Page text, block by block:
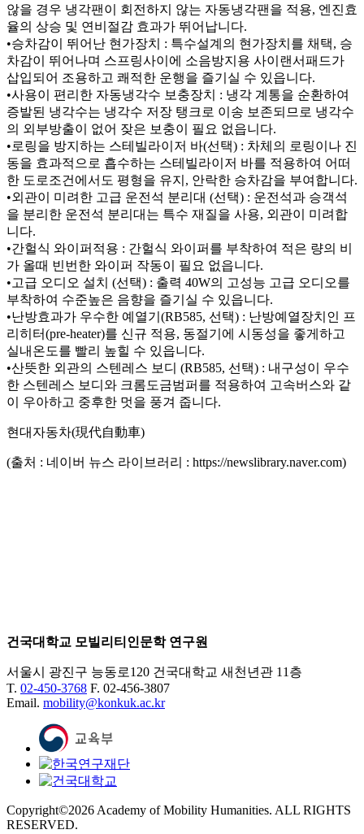
않을 경우 냉각팬이 회전하지 않는 자동냉각팬을 적용, 엔진효
율의 상승 및 연비절감 효과가 뛰어납니다.
•승차감이 뛰어난 현가장치 : 특수설계의 현가장치를 채택, 승
차감이 뛰어나며 스프링사이에 소음방지용 사이랜서패드가
삽입되어 조용하고 쾌적한 운행을 즐기실 수 있읍니다.
•사용이 편리한 자동냉각수 보충장치 : 냉각 계통을 순환하여
증발된 냉각수는 냉각수 저장 탱크로 이송 보존되므로 냉각수
의 외부방출이 없어 잦은 보충이 필요 없읍니다.
•로링을 방지하는 스테빌라이저 바(선택) : 차체의 로링이나 진
동을 효과적으로 흡수하는 스테빌라이저 바를 적용하여 어떠
한 도로조건에서도 평형을 유지, 안락한 승차감을 부여합니다.
•외관이 미려한 고급 운전석 분리대 (선택) : 운전석과 승객석
을 분리한 운전석 분리대는 특수 재질을 사용, 외관이 미려합
니다.
•간헐식 와이퍼적용 : 간헐식 와이퍼를 부착하여 적은 량의 비
가 올때 빈번한 와이퍼 작동이 필요 없읍니다.
•고급 오디오 설치 (선택) : 출력 40W의 고성능 고급 오디오를
부착하여 수준높은 음향을 즐기실 수 있읍니다.
•난방효과가 우수한 예열기(RB585, 선택) : 난방예열장치인 프
리히터(pre-heater)를 신규 적용, 동절기에 시동성을 좋게하고
실내온도를 빨리 높힐 수 있읍니다.
•산뜻한 외관의 스텐레스 보디 (RB585, 선택) : 내구성이 우수
한 스텐레스 보디와 크롬도금범퍼를 적용하여 고속버스와 같
이 우아하고 중후한 멋을 풍겨 줍니다.
현대자동차(現代自動車)
(출처 : 네이버 뉴스 라이브러리 : https://newslibrary.naver.com)
건국대학교 모빌리티인문학 연구원
서울시 광진구 능동로120 건국대학교 새천년관 11층
T. 02-450-3768 F. 02-456-3807
Email. mobility@konkuk.ac.kr
Copyright©2026 Academy of Mobility Humanities. ALL RIGHTS
RESERVED.